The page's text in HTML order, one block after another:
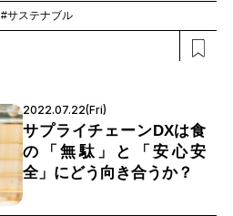
#サステナブル
2022.07.22(Fri)
サプライチェーンDXは食
の「無駄」と「安心安
全」にどう向き合うか？